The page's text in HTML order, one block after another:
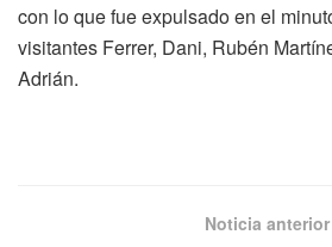
con lo que fue expulsado en el
visitantes Ferrer, Dani, Rubén
Adrián.
Noticia anterior